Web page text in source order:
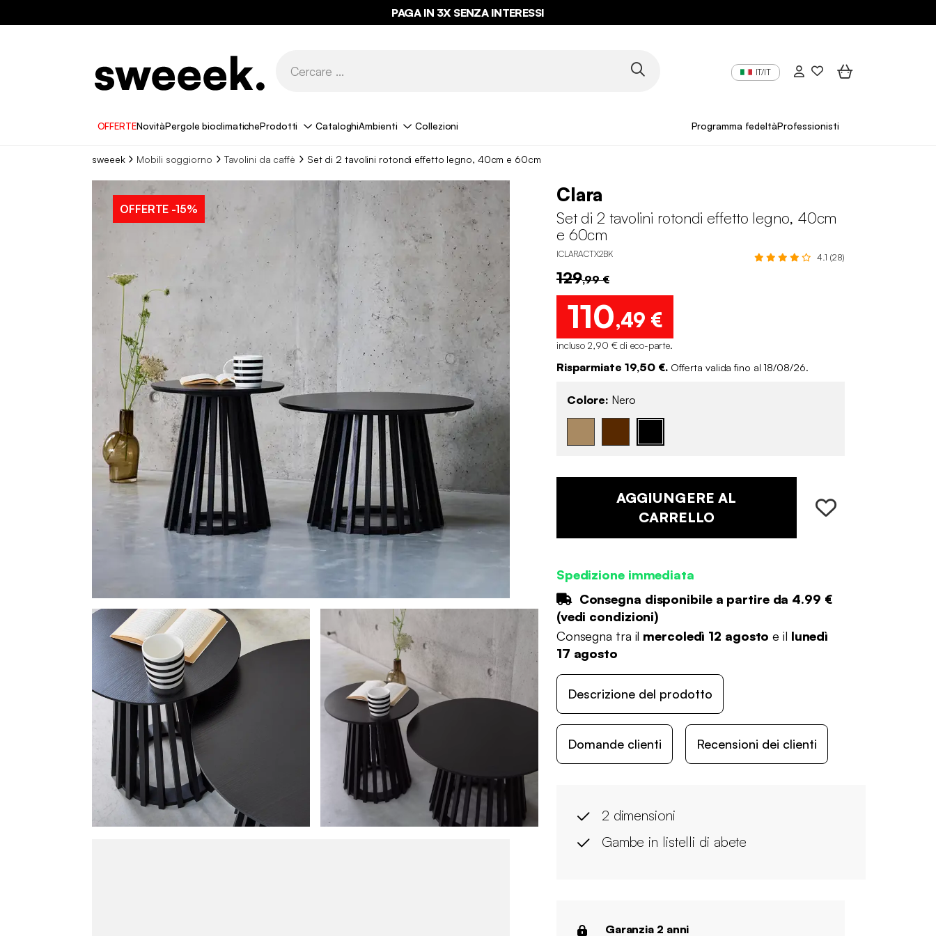
PAGA IN 3X SENZA INTERESSI
IT/IT
OFFERTENovitàPergole bioclimaticheProdotti CataloghiAmbienti Collezioni Programma fedeltàProfessionisti
sweeek Mobili soggiorno Tavolini da caffè Set di 2 tavolini rotondi effetto legno, 40cm e 60cm
OFFERTE -15%
Clara
Set di 2 tavolini rotondi effetto legno, 40cm
e 60cm
ICLARACTX2BK 4.1 (28)
129,99 €
110,49 €
incluso 2,90 € di eco-parte.
Risparmiate 19,50 €. Offerta valida fino al 18/08/26.
Colore: Nero
AGGIUNGERE AL
CARRELLO
Spedizione immediata
Consegna disponibile a partire da 4.99 €
(vedi condizioni)
Consegna tra il mercoledì 12 agosto e il lunedì
17 agosto
Descrizione del prodotto
Domande clienti Recensioni dei clienti
2 dimensioni
Gambe in listelli di abete
Garanzia 2 anni